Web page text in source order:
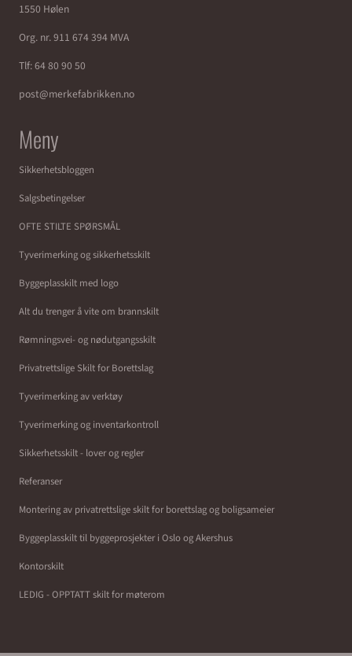
1550 Hølen
Org. nr. 911 674 394 MVA
Tlf:64 80 90 50
post@merkefabrikken.no
Meny
Sikkerhetsbloggen
Salgsbetingelser
OFTE STILTE SPØRSMÅL
Tyverimerking og sikkerhetsskilt
Byggeplasskilt med logo
Alt du trenger å vite om brannskilt
Rømningsvei- og nødutgangsskilt
Privatrettslige Skilt for Borettslag
Tyverimerking av verktøy
Tyverimerking og inventarkontroll
Sikkerhetsskilt - lover og regler
Referanser
Montering av privatrettslige skilt for borettslag og boligsameier
Byggeplasskilt til byggeprosjekter i Oslo og Akershus
Kontorskilt
LEDIG - OPPTATT skilt for møterom